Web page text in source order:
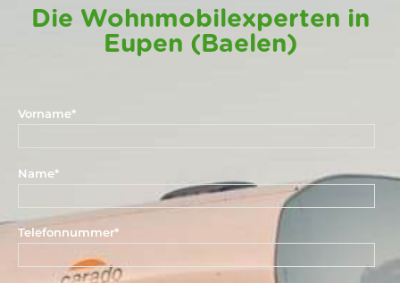
Die Wohnmobilexperten in
Eupen (Baelen)
Vorname*
Name*
Telefonnummer*